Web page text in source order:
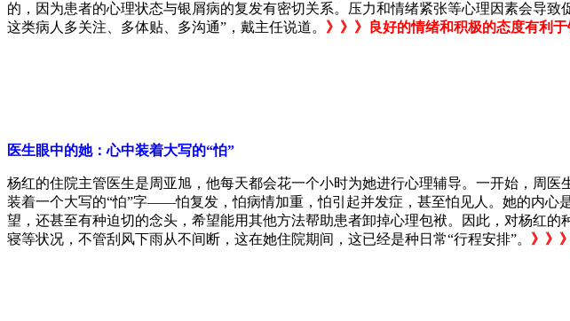
的，因为患者的心理状态与银屑病的复发有密切关系。压力和情绪紧张等心理因素会导
这类病人多关注、多体贴、多沟通”，戴主任说道。 》》》良好的情绪和积极的态度有利
医生眼中的她：心中装着大写的“怕”
杨红的住院主管医生是周亚旭，他每天都会花一个小时为她进行心理辅导。一开始，周
装着一个大写的“怕”字——怕复发，怕病情加重，怕引起并发症，甚至怕见人。她的内心
望，还甚至有种迫切的念头，希望能用其他方法帮助患者卸掉心理包袱。因此，对杨红
寝等状况，不管刮风下雨从不间断，这在她住院期间，这已经是种日常“行程安排”。 》》